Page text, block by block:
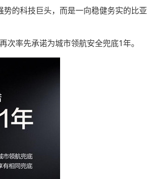
的科技巨头，而是一向稳健务实的比亚
率先承诺为城市领航安全兜底1年。